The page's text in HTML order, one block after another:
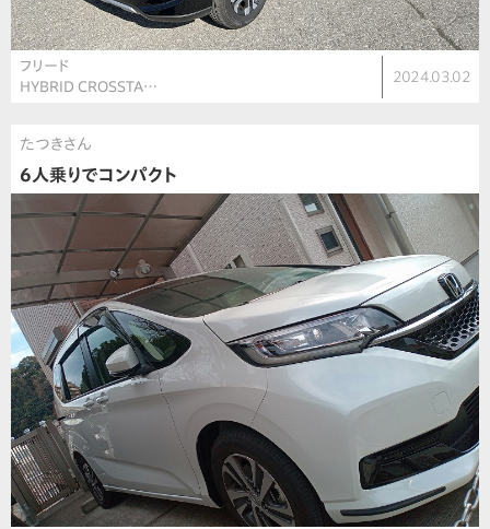
フリード
HYBRID CROSSTA…
2024.03.02
たつきさん
6人乗りでコンパクト